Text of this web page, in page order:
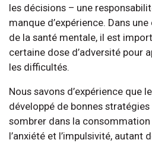
les décisions – une
manque d’expérience. Dans
de la santé mentale, il est
certaine dose d’adversité pour
les difficultés.
Nous savons d’expérience que
développé de bonnes
sombrer dans la consommation
l’anxiété et l’impulsivité, autant